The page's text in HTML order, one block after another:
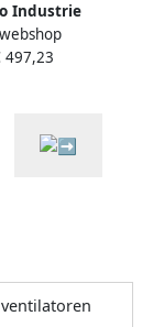
Industrie
| 90cm |
m3 h |
497,23